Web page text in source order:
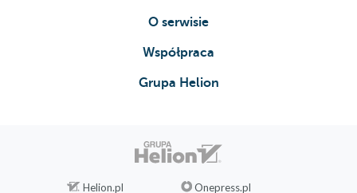
O serwisie
Współpraca
Grupa Helion
Helion.pl Onepress.pl